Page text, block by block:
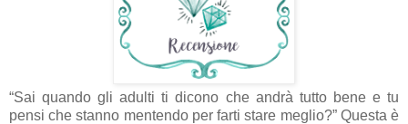
“Sai quando gli adulti ti dicono che andrà tutto bene e tu
pensi che stanno mentendo per farti stare meglio?” Questa è